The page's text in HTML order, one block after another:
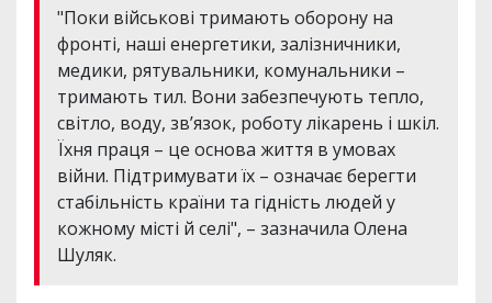
"Поки військові тримають оборону на
фронті, наші енергетики, залізничники,
медики, рятувальники, комунальники –
тримають тил. Вони забезпечують тепло,
світло, воду, зв’язок, роботу лікарень і шкіл.
Їхня праця – це основа життя в умовах
війни. Підтримувати їх – означає берегти
стабільність країни та гідність людей у
кожному місті й селі", – зазначила Олена
Шуляк.